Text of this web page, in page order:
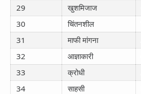
29
खुशमिजाज
30
चिंतनशील
31
माफी मांगना
32
आज्ञाकारी
33
क्रोधी
34
साहसी